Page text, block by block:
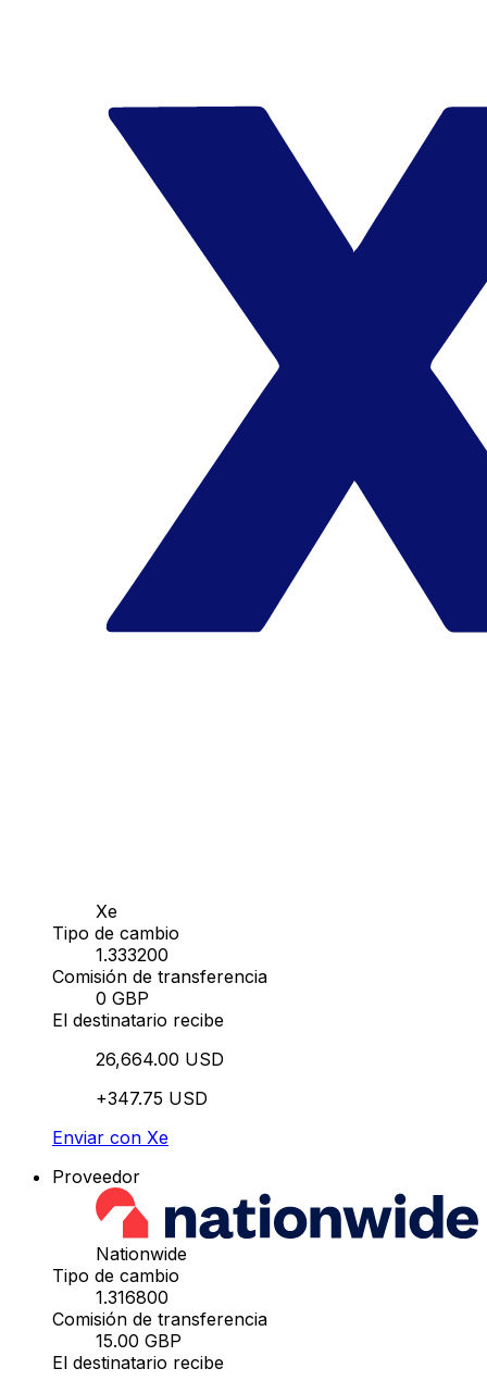
Xe
Tipo de cambio
1.333200
Comisión de transferencia
0 GBP
El destinatario recibe
26,664.00 USD
+347.75 USD
Enviar con Xe
Proveedor
Nationwide
Tipo de cambio
1.316800
Comisión de transferencia
15.00 GBP
El destinatario recibe